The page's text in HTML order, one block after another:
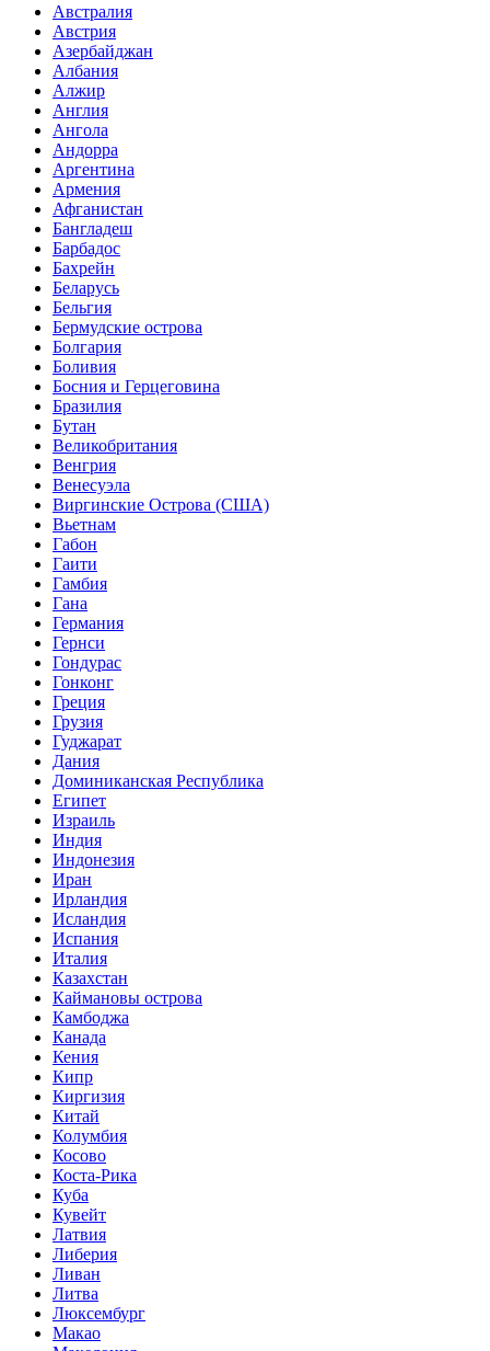
Австралия
Австрия
Азербайджан
Албания
Алжир
Англия
Ангола
Андорра
Аргентина
Армения
Афганистан
Бангладеш
Барбадос
Бахрейн
Беларусь
Бельгия
Бермудские острова
Болгария
Боливия
Босния и Герцеговина
Бразилия
Бутан
Великобритания
Венгрия
Венесуэла
Виргинские Острова (США)
Вьетнам
Габон
Гаити
Гамбия
Гана
Германия
Гернси
Гондурас
Гонконг
Греция
Грузия
Гуджарат
Дания
Доминиканская Республика
Египет
Израиль
Индия
Индонезия
Иран
Ирландия
Исландия
Испания
Италия
Казахстан
Каймановы острова
Камбоджа
Канада
Кения
Кипр
Киргизия
Китай
Колумбия
Косово
Коста-Рика
Куба
Кувейт
Латвия
Либерия
Ливан
Литва
Люксембург
Макао